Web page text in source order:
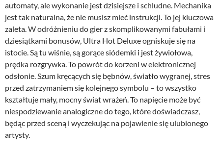
automaty, ale wykonanie jest dzisiejsze i schludne. Mechanika
jest tak naturalna, że nie musisz mieć instrukcji. To jej kluczowa
zaleta. W odróżnieniu do gier z skomplikowanymi fabułami i
dziesiątkami bonusów, Ultra Hot Deluxe ogniskuje się na
istocie. Są tu wiśnie, są gorące siódemki i jest żywiołowa,
prędka rozgrywka. To powrót do korzeni w elektronicznej
odsłonie. Szum kręcących się bębnów, światło wygranej, stres
przed zatrzymaniem się kolejnego symbolu – to wszystko
kształtuje mały, mocny świat wrażeń. To napięcie może być
niespodziewanie analogiczne do tego, które doświadczasz,
będąc przed sceną i wyczekując na pojawienie się ulubionego
artysty.